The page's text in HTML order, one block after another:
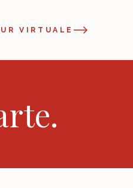
VIRTUALE